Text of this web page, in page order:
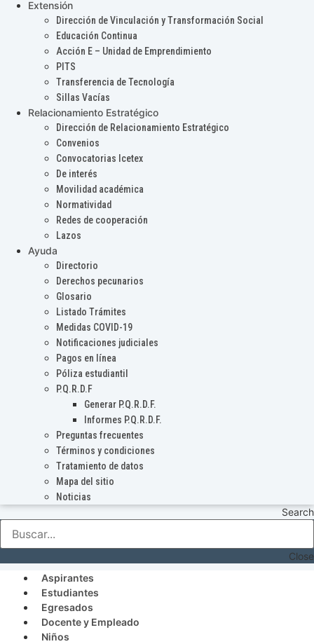
Extensión
Dirección de Vinculación y Transformación Social
Educación Continua
Acción E – Unidad de Emprendimiento
PITS
Transferencia de Tecnología
Sillas Vacías
Relacionamiento Estratégico
Dirección de Relacionamiento Estratégico
Convenios
Convocatorias Icetex
De interés
Movilidad académica
Normatividad
Redes de cooperación
Lazos
Ayuda
Directorio
Derechos pecunarios
Glosario
Listado Trámites
Medidas COVID-19
Notificaciones judiciales
Pagos en línea
Póliza estudiantil
P.Q.R.D.F
Generar P.Q.R.D.F.
Informes P.Q.R.D.F.
Preguntas frecuentes
Términos y condiciones
Tratamiento de datos
Mapa del sitio
Noticias
Search
Close
Aspirantes
Estudiantes
Egresados
Docente y Empleado
Niños